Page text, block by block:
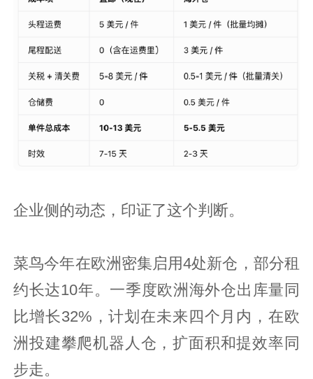
企业侧的动态，印证了这个判断。
菜鸟今年在欧洲密集启用4处新仓，部分租
约长达10年。一季度欧洲海外仓出库量同
比增长32%，计划在未来四个月内，在欧
洲投建攀爬机器人仓，扩面积和提效率同
步走。